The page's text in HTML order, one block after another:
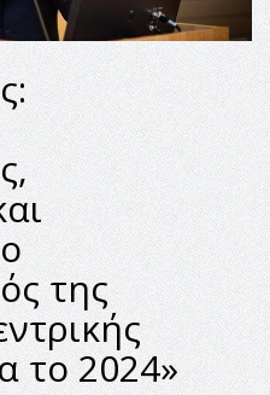
της
το 2024»